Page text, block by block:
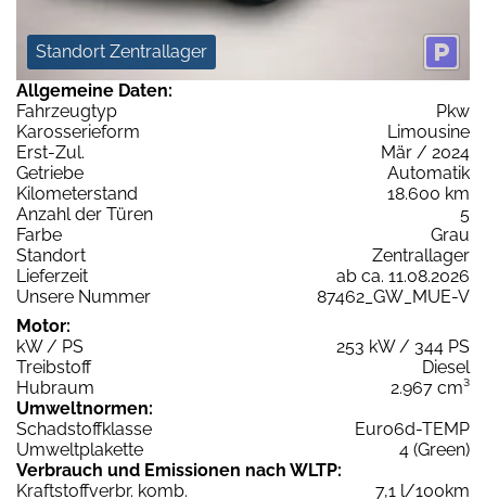
Standort Zentrallager
Allgemeine Daten:
Fahrzeugtyp
Pkw
Karosserieform
Limousine
Erst-Zul.
Mär / 2024
Getriebe
Automatik
Kilometerstand
18.600 km
Anzahl der Türen
5
Farbe
Grau
Standort
Zentrallager
Lieferzeit
ab ca. 11.08.2026
Unsere Nummer
87462_GW_MUE-V
Motor:
kW / PS
253 kW / 344 PS
Treibstoff
Diesel
Hubraum
2.967 cm³
Umweltnormen:
Schadstoffklasse
Euro6d-TEMP
Umweltplakette
4 (Green)
Verbrauch und Emissionen nach WLTP:
Kraftstoffverbr. komb.
7,1 l/100km